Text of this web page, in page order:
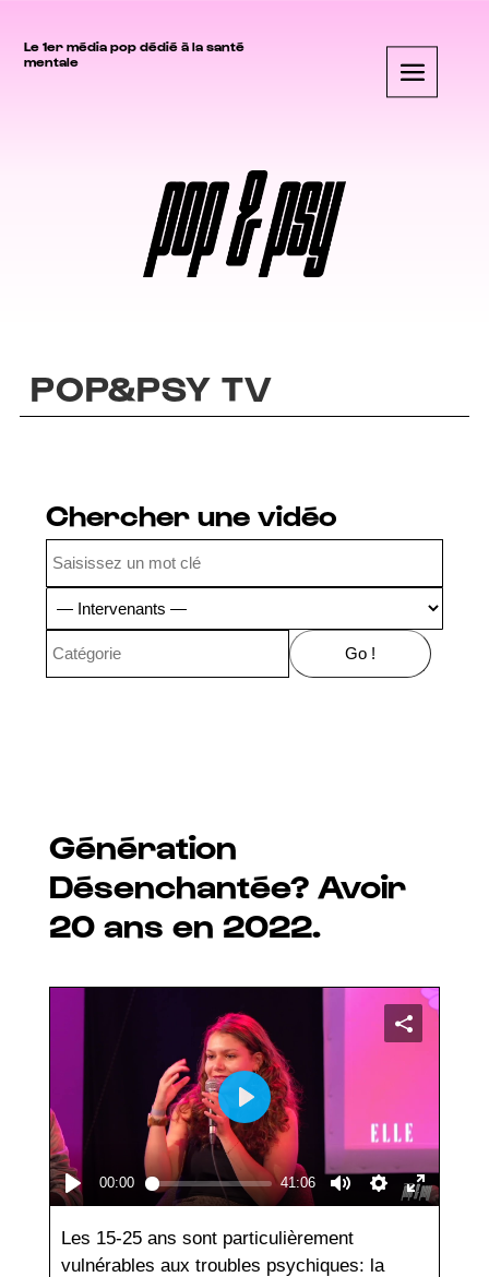
Le 1er média pop dédié à la santé
mentale
POP&PSY TV
Chercher une vidéo
Génération
Désenchantée? Avoir
20 ans en 2022.
Les 15-25 ans sont particulièrement
vulnérables aux troubles psychiques: la